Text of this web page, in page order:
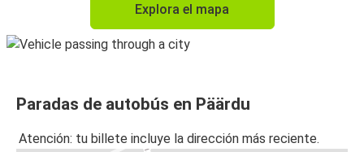
Explora el mapa
Paradas de autobús en Päärdu
Atención: tu billete incluye la dirección más reciente.